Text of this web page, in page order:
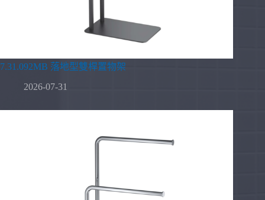
7.31.092MB 落地型雙桿置物架
2026-07-31